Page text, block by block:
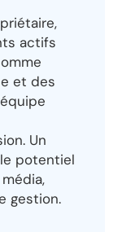
actifs
et des
Un
potentiel
gestion.